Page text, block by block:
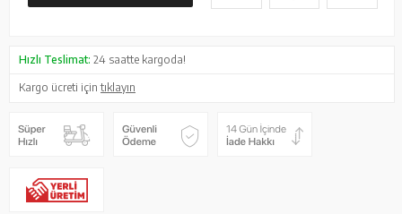
Hızlı Teslimat: 24 saatte kargoda!
Kargo ücreti içintıklayın